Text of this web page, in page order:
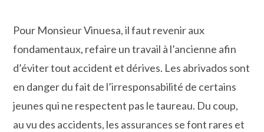
Pour Monsieur Vinuesa, il faut revenir aux
fondamentaux, refaire un travail à l’ancienne afin
d’éviter tout accident et dérives. Les abrivados sont
en danger du fait de l’irresponsabilité de certains
jeunes qui ne respectent pas le taureau. Du coup,
au vu des accidents, les assurances se font rares et